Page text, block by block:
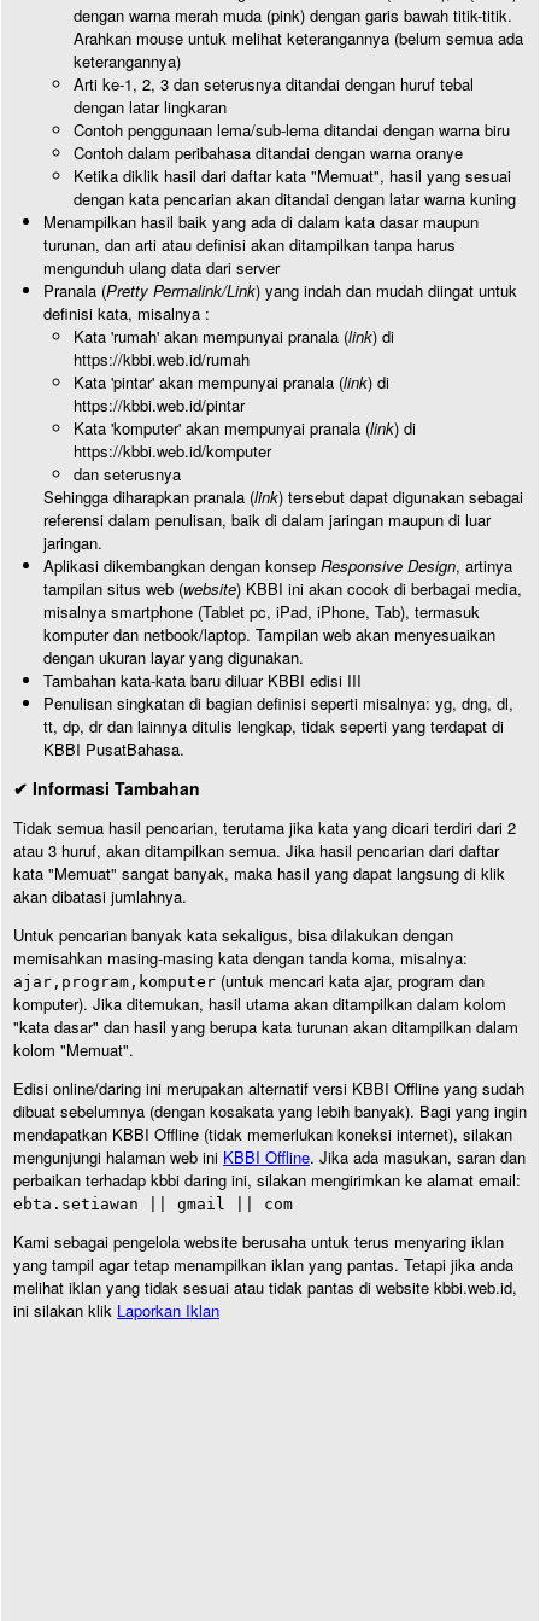
dengan warna merah muda (pink) dengan garis bawah titik-titik.
Arahkan mouse untuk melihat keterangannya (belum semua ada
keterangannya)
Arti ke-1, 2, 3 dan seterusnya ditandai dengan huruf tebal
dengan latar lingkaran
Contoh penggunaan lema/sub-lema ditandai dengan warna biru
Contoh dalam peribahasa ditandai dengan warna oranye
Ketika diklik hasil dari daftar kata "Memuat", hasil yang sesuai
dengan kata pencarian akan ditandai dengan latar warna kuning
Menampilkan hasil baik yang ada di dalam kata dasar maupun
turunan, dan arti atau definisi akan ditampilkan tanpa harus
mengunduh ulang data dari server
Pranala (Pretty Permalink/Link) yang indah dan mudah diingat untuk
definisi kata, misalnya :
Kata 'rumah' akan mempunyai pranala (link) di
https://kbbi.web.id/rumah
Kata 'pintar' akan mempunyai pranala (link) di
https://kbbi.web.id/pintar
Kata 'komputer' akan mempunyai pranala (link) di
https://kbbi.web.id/komputer
dan seterusnya
Sehingga diharapkan pranala (link) tersebut dapat digunakan sebagai
referensi dalam penulisan, baik di dalam jaringan maupun di luar
jaringan.
Aplikasi dikembangkan dengan konsep Responsive Design, artinya
tampilan situs web (website) KBBI ini akan cocok di berbagai media,
misalnya smartphone (Tablet pc, iPad, iPhone, Tab), termasuk
komputer dan netbook/laptop. Tampilan web akan menyesuaikan
dengan ukuran layar yang digunakan.
Tambahan kata-kata baru diluar KBBI edisi III
Penulisan singkatan di bagian definisi seperti misalnya: yg, dng, dl,
tt, dp, dr dan lainnya ditulis lengkap, tidak seperti yang terdapat di
KBBI PusatBahasa.
✔ Informasi Tambahan
Tidak semua hasil pencarian, terutama jika kata yang dicari terdiri dari 2
atau 3 huruf, akan ditampilkan semua. Jika hasil pencarian dari daftar
kata "Memuat" sangat banyak, maka hasil yang dapat langsung di klik
akan dibatasi jumlahnya.
Untuk pencarian banyak kata sekaligus, bisa dilakukan dengan
memisahkan masing-masing kata dengan tanda koma, misalnya:
ajar,program,komputer (untuk mencari kata ajar, program dan
komputer). Jika ditemukan, hasil utama akan ditampilkan dalam kolom
"kata dasar" dan hasil yang berupa kata turunan akan ditampilkan dalam
kolom "Memuat".
Edisi online/daring ini merupakan alternatif versi KBBI Offline yang sudah
dibuat sebelumnya (dengan kosakata yang lebih banyak). Bagi yang ingin
mendapatkan KBBI Offline (tidak memerlukan koneksi internet), silakan
mengunjungi halaman web ini KBBI Offline. Jika ada masukan, saran dan
perbaikan terhadap kbbi daring ini, silakan mengirimkan ke alamat email:
ebta.setiawan || gmail || com
Kami sebagai pengelola website berusaha untuk terus menyaring iklan
yang tampil agar tetap menampilkan iklan yang pantas. Tetapi jika anda
melihat iklan yang tidak sesuai atau tidak pantas di website kbbi.web.id,
ini silakan klik Laporkan Iklan